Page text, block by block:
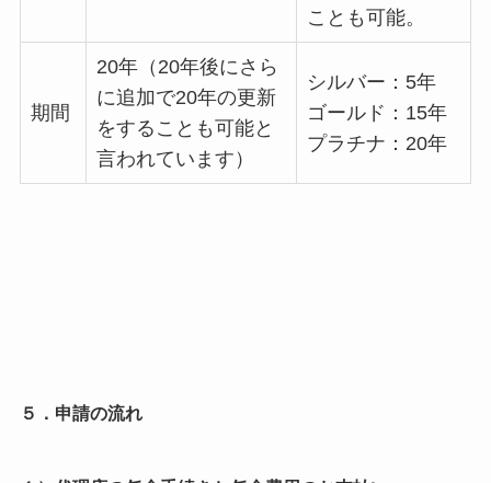
ことも可能。
期間
20年（20年後にさら
に追加で20年の更新
をすることも可能と
言われています）
シルバー：5年
ゴールド：15年
プラチナ：20年
５．申請の流れ